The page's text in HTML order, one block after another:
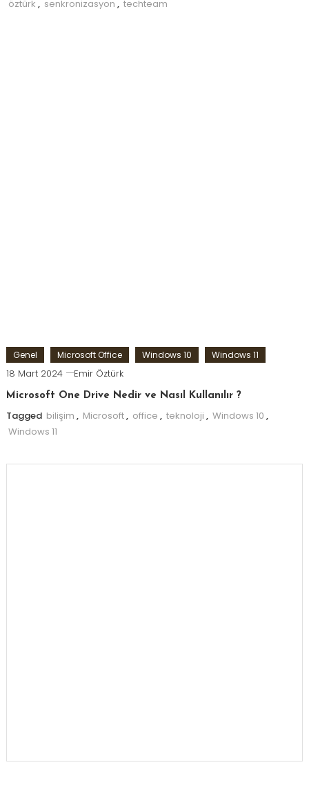
öztürk , senkronizasyon , techteam
Genel Microsoft Office Windows 10 Windows 11
18 Mart 2024 Emir Öztürk
Microsoft One Drive Nedir ve Nasıl Kullanılır ?
Tagged bilişim , Microsoft, office , teknoloji , Windows 10 ,
Windows 11